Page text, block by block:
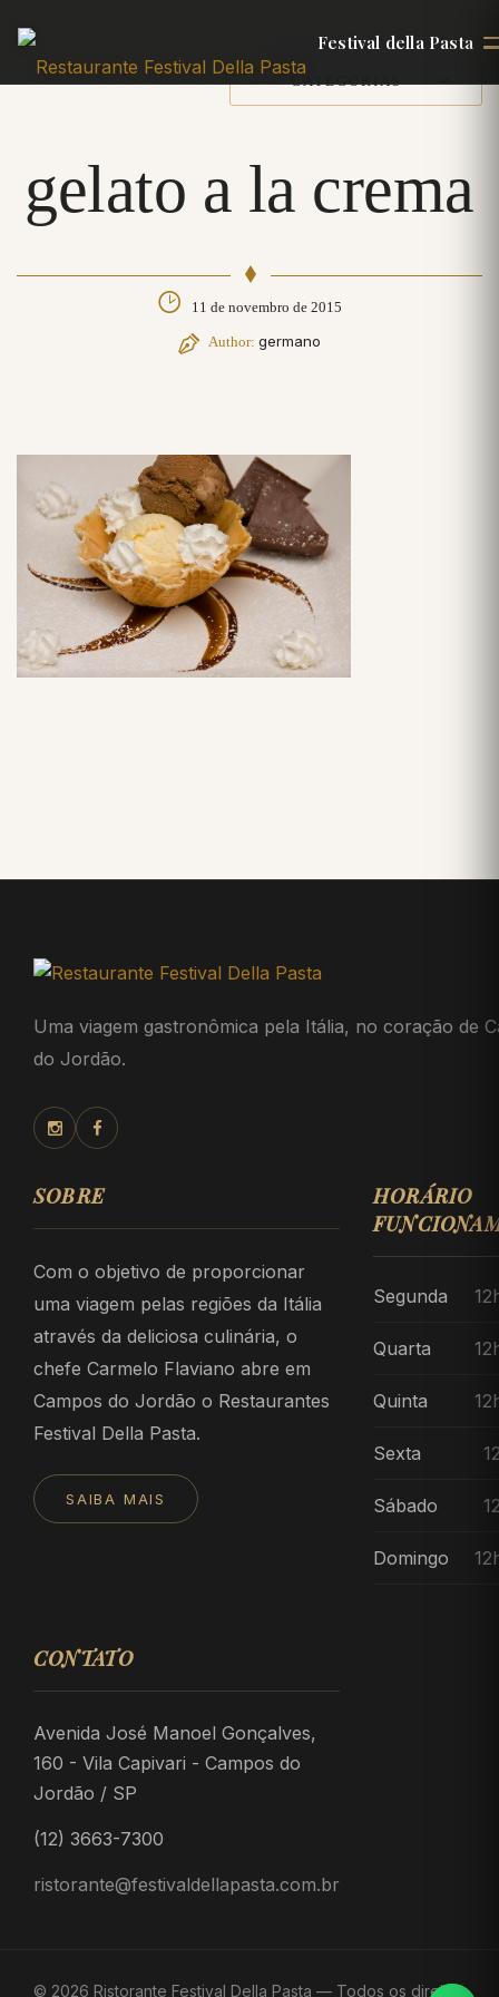
Festival della Pasta
CATEGORIAS
gelato a la crema
11 de novembro de 2015
Author: germano
Uma viagem gastronômica pela Itália, no coração de
do Jordão.
SOBRE
Com o objetivo de proporcionar
uma viagem pelas regiões da Itália
através da deliciosa culinária, o
chefe Carmelo Flaviano abre em
Campos do Jordão o Restaurantes
Festival Della Pasta.
SAIBA MAIS
HORÁRIO
Segunda
Quarta
Quinta
Sexta
Sábado
Domingo
CONTATO
Avenida José Manoel Gonçalves,
160 - Vila Capivari - Campos do
Jordão / SP
(12) 3663-7300
ristorante@festivaldellapasta.com.br
© 2026 Ristorante Festival Della Pasta — Todos os direitos